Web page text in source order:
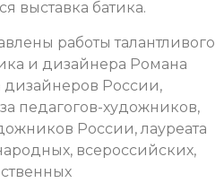
выставка батика.
работы талантливого
и дизайнера Романа
дизайнеров России,
педагогов-художников,
России, лауреата
всероссийских,